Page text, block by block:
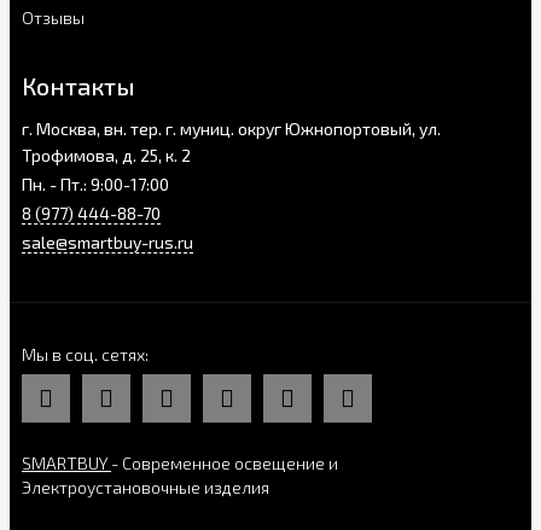
Отзывы
Контакты
г. Москва, вн. тер. г. муниц. округ Южнопортовый, ул.
Трофимова, д. 25, к. 2
Пн. - Пт.: 9:00-17:00
8 (977) 444-88-70
sale@smartbuy-rus.ru
Мы в соц. сетях
SMARTBUY - Современное освещение и
Электроустановочные изделия